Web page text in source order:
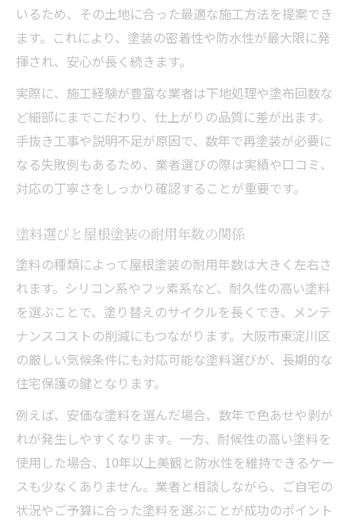
いるため、その土地に合った最適な施工方法を提案でき
ます。これにより、塗装の密着性や防水性が最大限に発
揮され、安心が長く続きます。
実際に、施工経験が豊富な業者は下地処理や塗布回数な
ど細部にまでこだわり、仕上がりの品質に差が出ます。
手抜き工事や説明不足が原因で、数年で再塗装が必要に
なる失敗例もあるため、業者選びの際は実績や口コミ、
対応の丁寧さをしっかり確認することが重要です。
塗料選びと屋根塗装の耐用年数の関係
塗料の種類によって屋根塗装の耐用年数は大きく左右さ
れます。シリコン系やフッ素系など、耐久性の高い塗料
を選ぶことで、塗り替えのサイクルを長くでき、メンテ
ナンスコストの削減にもつながります。大阪市東淀川区
の厳しい気候条件にも対応可能な塗料選びが、長期的な
住宅保護の鍵となります。
例えば、安価な塗料を選んだ場合、数年で色あせや剥が
れが発生しやすくなります。一方、耐候性の高い塗料を
使用した場合、10年以上美観と防水性を維持できるケー
スも少なくありません。業者と相談しながら、ご自宅の
状況やご予算に合った塗料を選ぶことが成功のポイント